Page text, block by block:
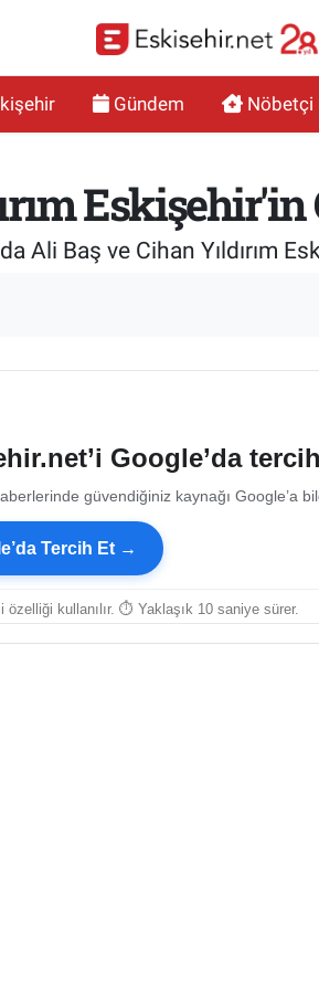
Gündem Nöbetçi
Ali Baş ve Cihan Yıldırım
Google’da
güvendiğiniz kaynağı Google’a
Tercih Et →
özelliği kullanılır. ⏱ Yaklaşık 10 saniye sürer.